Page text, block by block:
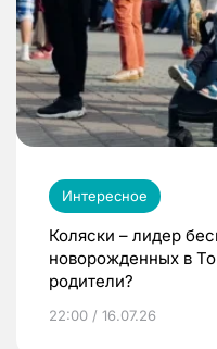
Интересное
Коляски – лидер
новорожденных в
родители?
22:00 / 16.07.26